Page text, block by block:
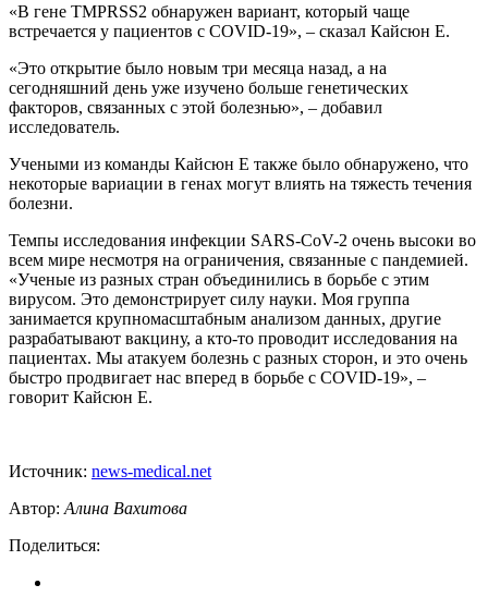
«В гене TMPRSS2 обнаружен вариант, который чаще
встречается у пациентов с COVID-19», – сказал Кайсюн Е.
«Это открытие было новым три месяца назад, а на
сегодняшний день уже изучено больше генетических
факторов, связанных с этой болезнью», – добавил
исследователь.
Учеными из команды Кайсюн Е также было обнаружено, что
некоторые вариации в генах могут влиять на тяжесть течения
болезни.
Темпы исследования инфекции SARS-CoV-2 очень высоки во
всем мире несмотря на ограничения, связанные с пандемией.
«Ученые из разных стран объединились в борьбе с этим
вирусом. Это демонстрирует силу науки. Моя группа
занимается крупномасштабным анализом данных, другие
разрабатывают вакцину, а кто-то проводит исследования на
пациентах. Мы атакуем болезнь с разных сторон, и это очень
быстро продвигает нас вперед в борьбе с COVID-19», –
говорит Кайсюн Е.
Источник: news-medical.net
Автор: Алина Вахитова
Поделиться: